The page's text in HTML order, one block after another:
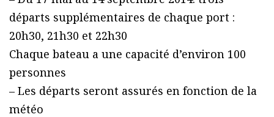
départs supplémentaires de chaque port :
20h30, 21h30 et 22h30
Chaque bateau a une capacité d’environ 100
personnes
– Les départs seront assurés en fonction de la
météo